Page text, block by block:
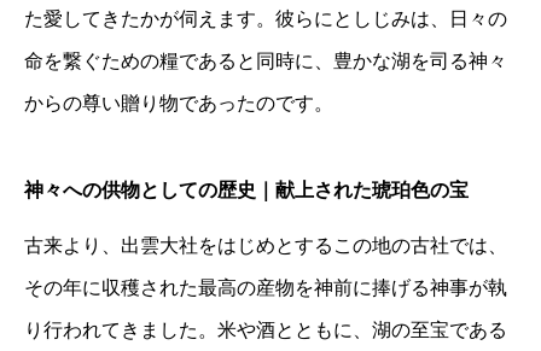
た愛してきたかが伺えます。彼らにとしじみは、日々の
命を繋ぐための糧であると同時に、豊かな湖を司る神々
からの尊い贈り物であったのです。
神々への供物としての歴史｜献上された琥珀色の宝
古来より、出雲大社をはじめとするこの地の古社では、
その年に収穫された最高の産物を神前に捧げる神事が執
り行われてきました。米や酒とともに、湖の至宝である